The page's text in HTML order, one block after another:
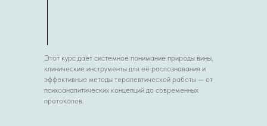
Этот курс даёт системное понимание природы вины,
клинические инструменты для её распознавания и
эффективные методы терапевтической работы — от
психоаналитических концепций до современных
протоколов.